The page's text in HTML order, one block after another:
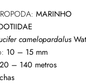
MARINHO
camelopardalus
10 – 15 mm
20 – 140 metros